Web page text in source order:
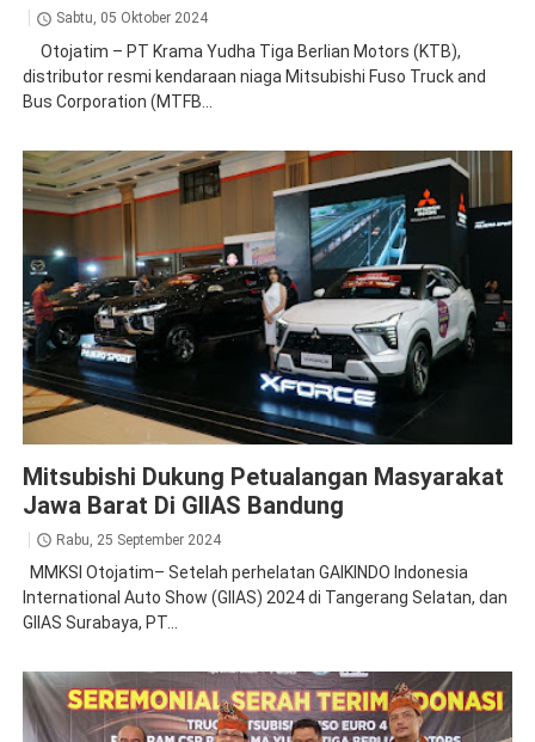
Sabtu, 05 Oktober 2024
Otojatim – PT Krama Yudha Tiga Berlian Motors (KTB),
distributor resmi kendaraan niaga Mitsubishi Fuso Truck and
Bus Corporation (MTFB...
Mitsubishi Dukung Petualangan Masyarakat
Jawa Barat Di GIIAS Bandung
Rabu, 25 September 2024
MMKSI Otojatim– Setelah perhelatan GAIKINDO Indonesia
International Auto Show (GIIAS) 2024 di Tangerang Selatan, dan
GIIAS Surabaya, PT...